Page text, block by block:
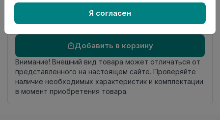
Осталось28.0 пог. м
Добавить в корзину
Внимание! Внешний вид товара может отличаться от
представленного на настоящем сайте. Проверяйте
наличие необходимых характеристик и комплектации
в момент приобретения товара.
Я согласен